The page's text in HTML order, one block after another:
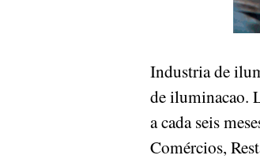
Industria de
de iluminacao.
a cada seis
Comércios,